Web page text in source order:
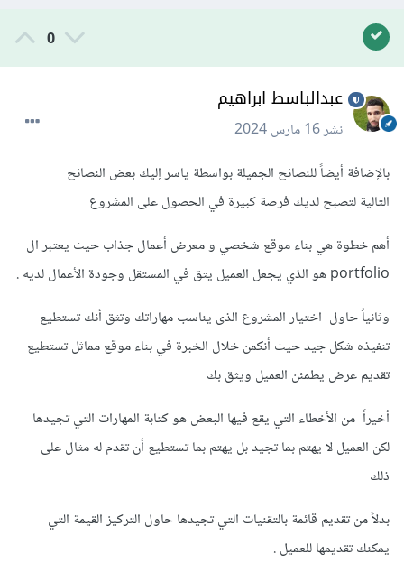
0
عبدالباسط ابراهيم
نشر16 مارس 2024
بالإضافة أيضاً للنصائح الجميلة بواسطة ياسر إليك بعض النصائح
التالية لتصبح لديك فرصة كبيرة في الحصول على المشروع
أهم خطوة هي بناء موقع شخصي و معرض أعمال جذاب حيث يعتبر ال
portfolio هو الذي يجعل العميل يثق في المستقل وجودة الأعمال لديه .
وثانياً حاول اختيار المشروع الذى يناسب مهاراتك وتثق أنك تستطيع
تنفيذه شكل جيد حيث أنكمن خلال الخبرة في بناء موقع مماثل تستطيع
تقديم عرض يطمئن العميل ويثق بك
أخيراً من الأخطاء التي يقع فيها البعض هو كتابة المهارات التي تجيدها
لكن العميل لا يهتم بما تجيد بل يهتم بما تستطيع أن تقدم له مثال على
ذلك
بدلاً من تقديم قائمة بالتقنيات التي تجيدها حاول التركيز القيمة التي
يمكنك تقديمها للعميل .